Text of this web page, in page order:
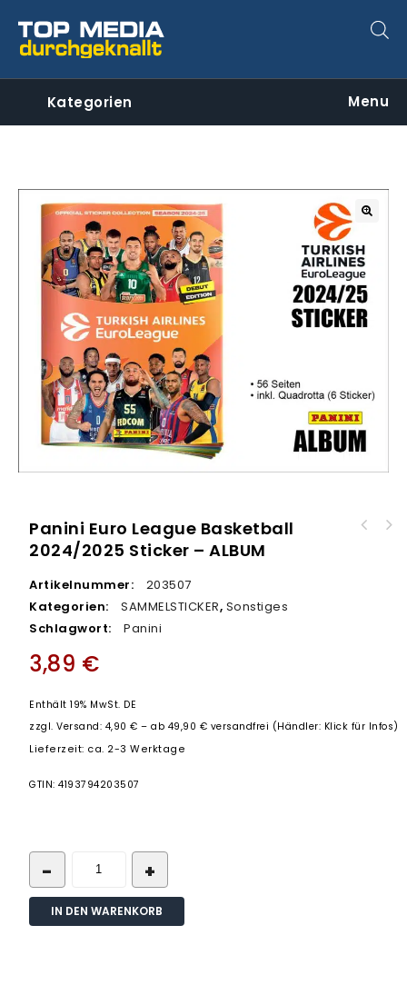
Kategorien Menu
Panini Euro League Basketball
2024/2025 Sticker – ALBUM
Artikelnummer:
203507
Kategorien:
SAMMELSTICKER, Sonstiges
Schlagwort:
Panini
3,89 €
Enthält 19% MwSt. DE
zzgl.Versand: 4,90 € – ab 49,90 € versandfrei (Händler: Klick für Infos)
Lieferzeit: ca. 2-3 Werktage
GTIN: 4193794203507
IN DEN WARENKORB